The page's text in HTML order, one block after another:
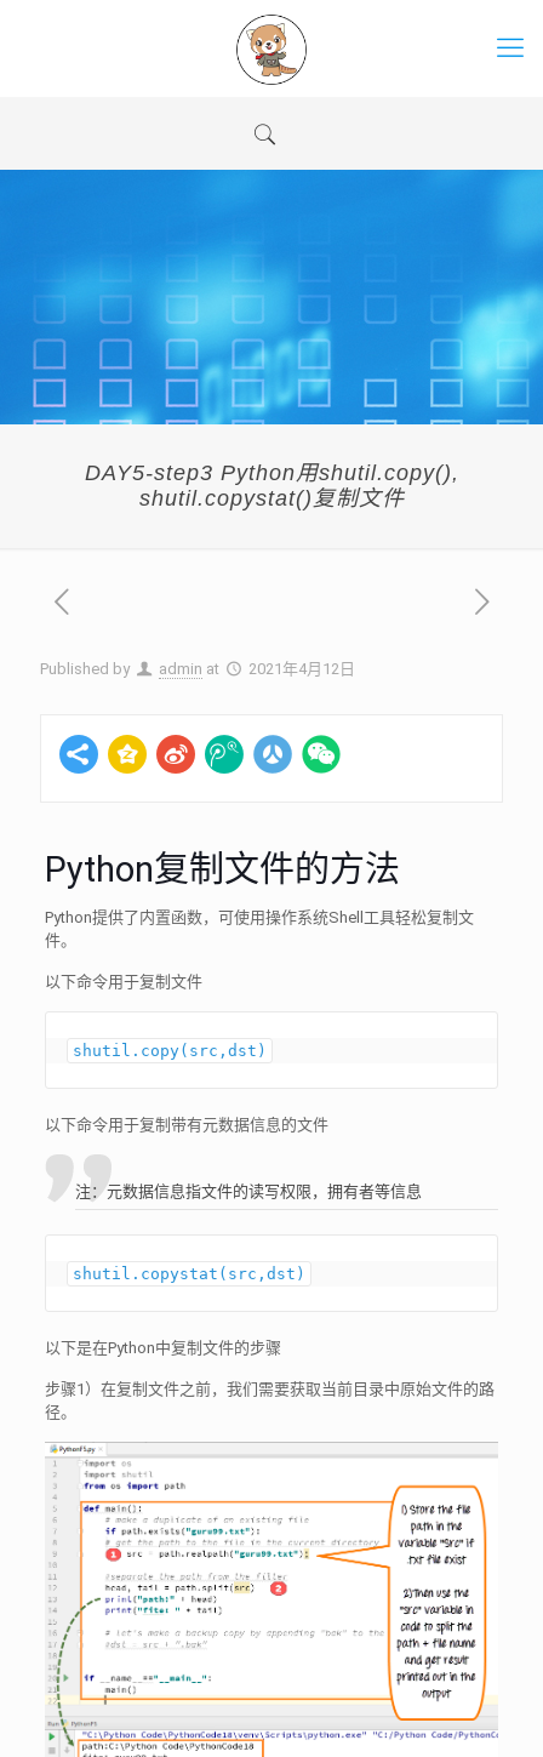
DAY5-step3 Python用shutil.copy(),
shutil.copystat()复制文件
Published by admin at 2021年4月12日
Python复制文件的方法
Python提供了内置函数，可使用操作系统Shell工具轻松复制文
件。
以下命令用于复制文件
shutil.copy(src,dst)
以下命令用于复制带有元数据信息的文件
注：元数据信息指文件的读写权限，拥有者等信息
shutil.copystat(src,dst)
以下是在Python中复制文件的步骤
步骤1）在复制文件之前，我们需要获取当前目录中原始文件的路
径。